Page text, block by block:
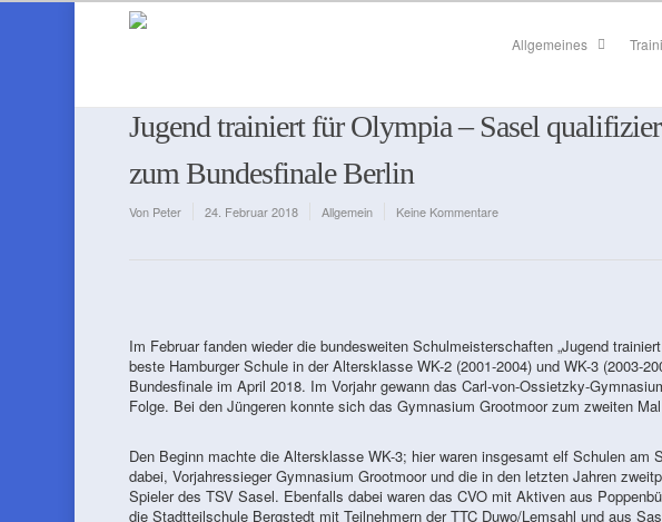
Allgemeines
Jugend trainiert für Olympia – Sasel
zum Bundesfinale Berlin
Von Peter 24. Februar 2018 Allgemein Keine Kommentare
Im Februar fanden wieder die bundesweiten Schulmeisterschaften „Jugend
beste Hamburger Schule in der Altersklasse WK-2 (2001-2004) und WK-3 (2003-
Bundesfinale im April 2018. Im Vorjahr gewann das Carl-von-Ossietzky-
Folge. Bei den Jüngeren konnte sich das Gymnasium Grootmoor zum zweiten
Den Beginn machte die Altersklasse WK-3; hier waren insgesamt elf Schulen
dabei, Vorjahressieger Gymnasium Grootmoor und die in den letzten Jahren
Spieler des TSV Sasel. Ebenfalls dabei waren das CVO mit Aktiven aus
die Stadtteilschule Bergstedt mit Teilnehmern der TTC Duwo/Lemsahl und aus